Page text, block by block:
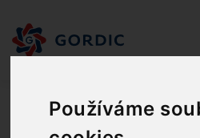
Používáme
pohodlně online!